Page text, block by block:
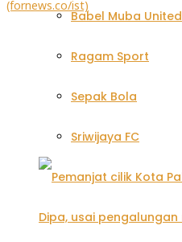
Babel Muba United
Ragam Sport
Sepak Bola
Sriwijaya FC